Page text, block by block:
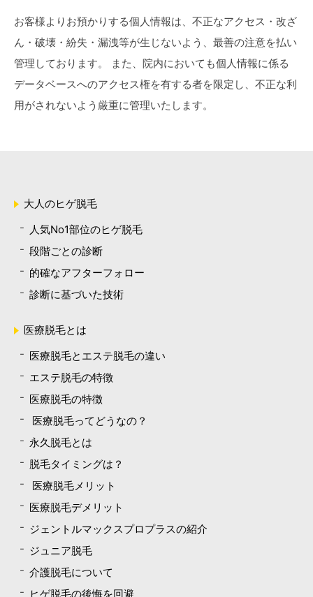
お客様よりお預かりする個人情報は、不正なアクセス・改ざ
ん・破壊・紛失・漏洩等が生じないよう、最善の注意を払い
管理しております。 また、院内においても個人情報に係る
データベースへのアクセス権を有する者を限定し、不正な利
用がされないよう厳重に管理いたします。
大人のヒゲ脱毛
人気No1部位のヒゲ脱毛
段階ごとの診断
的確なアフターフォロー
診断に基づいた技術
医療脱毛とは
医療脱毛とエステ脱毛の違い
エステ脱毛の特徴
医療脱毛の特徴
医療脱毛ってどうなの？
永久脱毛とは
脱毛タイミングは？
医療脱毛メリット
医療脱毛デメリット
ジェントルマックスプロプラスの紹介
ジュニア脱毛
介護脱毛について
ヒゲ脱毛の後悔を回避